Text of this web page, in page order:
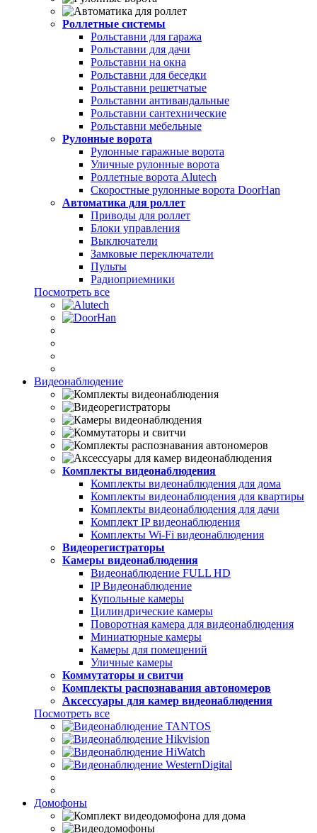
Роллетные системы
Рольставни для гаража
Рольставни для дачи
Рольставни на окна
Рольставни для беседки
Рольставни решетчатые
Рольставни антивандальные
Рольставни сантехнические
Рольставни мебельные
Рулонные ворота
Рулонные гаражные ворота
Уличные рулонные ворота
Роллетные ворота Alutech
Скоростные рулонные ворота DoorHan
Автоматика для роллет
Приводы для роллет
Блоки управления
Выключатели
Замковые переключатели
Пульты
Радиоприемники
Посмотреть все
Видеонаблюдение
Комплекты видеонаблюдения
Комплекты видеонаблюдения для дома
Комплекты видеонаблюдения для квартиры
Комплекты видеонаблюдения для дачи
Комплект IP видеонаблюдения
Комплекты Wi-Fi видеонаблюдения
Видеорегистраторы
Камеры видеонаблюдения
Видеонаблюдение FULL НD
IP Видеонаблюдение
Купольные камеры
Цилиндрические камеры
Поворотная камера для видеонаблюдения
Миниатюрные камеры
Камеры для помещений
Уличные камеры
Коммутаторы и свитчи
Комплекты распознавания автономеров
Аксессуары для камер видеонаблюдения
Посмотреть все
Домофоны